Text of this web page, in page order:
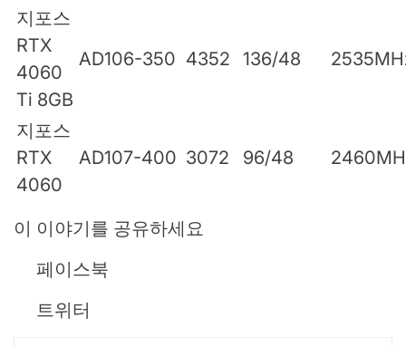
지포스
RTX
4060
Ti 8GB
AD106-350 4352 136/48
지포스
RTX
4060
AD107-400 3072 96/48
이 이야기를 공유하세요
페이스북
트위터